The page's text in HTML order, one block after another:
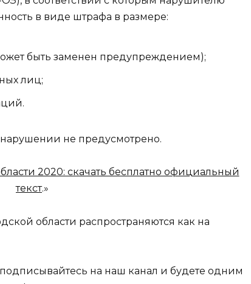
в виде штрафа в размере:
быть заменен предупреждением);
лиц;
не предусмотрено.
2020: скачать бесплатно официальный
текст.»
области распространяются как на
подписывайтесь на наш канал и будете одним